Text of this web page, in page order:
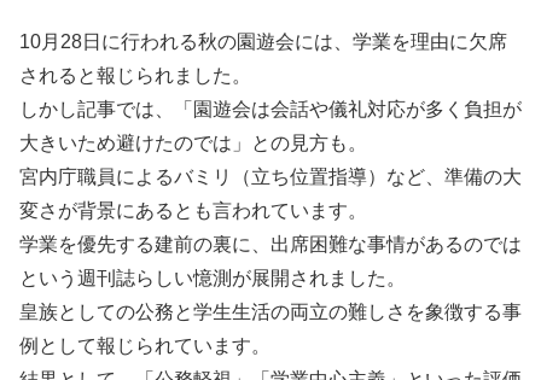
10月28日に行われる秋の園遊会には、学業を理由に欠席
されると報じられました。
しかし記事では、「園遊会は会話や儀礼対応が多く負担が
大きいため避けたのでは」との見方も。
宮内庁職員によるバミリ（立ち位置指導）など、準備の大
変さが背景にあるとも言われています。
学業を優先する建前の裏に、出席困難な事情があるのでは
という週刊誌らしい憶測が展開されました。
皇族としての公務と学生生活の両立の難しさを象徴する事
例として報じられています。